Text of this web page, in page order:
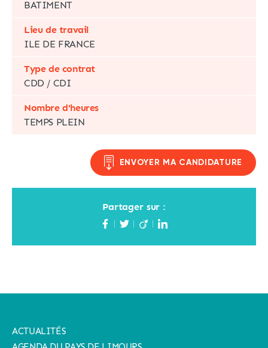
BATIMENT
Lieu de travail
ILE DE FRANCE
Type de contrat
CDD / CDI
Nombre d'heures
TEMPS PLEIN
ENVOYER MA CANDIDATURE
Partager sur :
ACTUALITÉS